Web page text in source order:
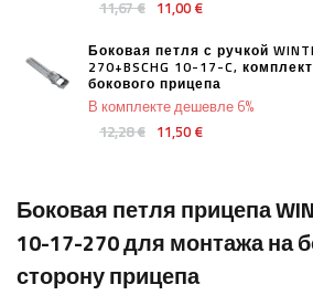
11,67 € 11,00 €
Боковая петля с ручкой
270+BSCHG 10-17-C,
бокового прицепа
12,28 € 11,50 €
В комплекте дешевле 6%
Боковая петля прицепа
10-17-270 для монтажа на
сторону прицепа